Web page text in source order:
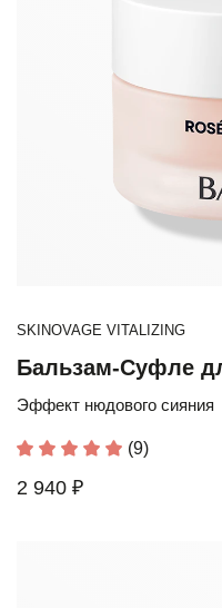
SKINOVAGE VITALIZING
Бальзам-Суфле
Эффект нюдового сияния
(9)
2 940 ₽